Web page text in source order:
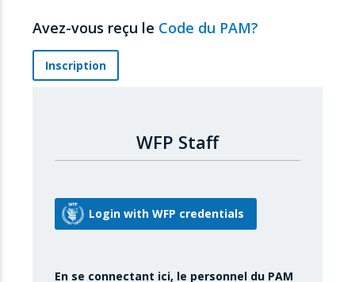
Avez-vous reçu le Code du PAM?
Inscription
WFP Staff
En se connectant ici, le personnel du PAM